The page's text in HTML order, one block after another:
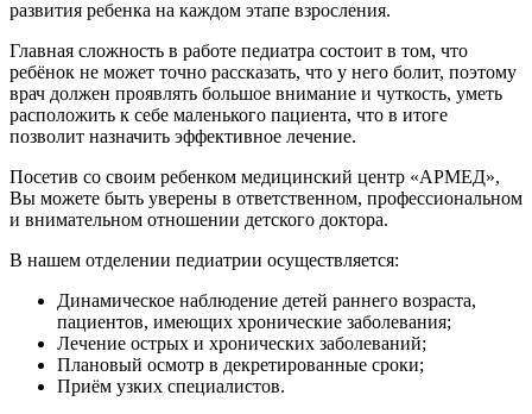
развития ребенка на каждом этапе взросления.
Главная сложность в работе педиатра состоит в том, что
ребёнок не может точно рассказать, что у него болит, поэтому
врач должен проявлять большое внимание и чуткость, уметь
расположить к себе маленького пациента, что в итоге
позволит назначить эффективное лечение.
Посетив со своим ребенком медицинский центр «АРМЕД»,
Вы можете быть уверены в ответственном, профессиональном
и внимательном отношении детского доктора.
В нашем отделении педиатрии осуществляется:
Динамическое наблюдение детей раннего возраста,
пациентов, имеющих хронические заболевания;
Лечение острых и хронических заболеваний;
Плановый осмотр в декретированные сроки;
Приём узких специалистов.